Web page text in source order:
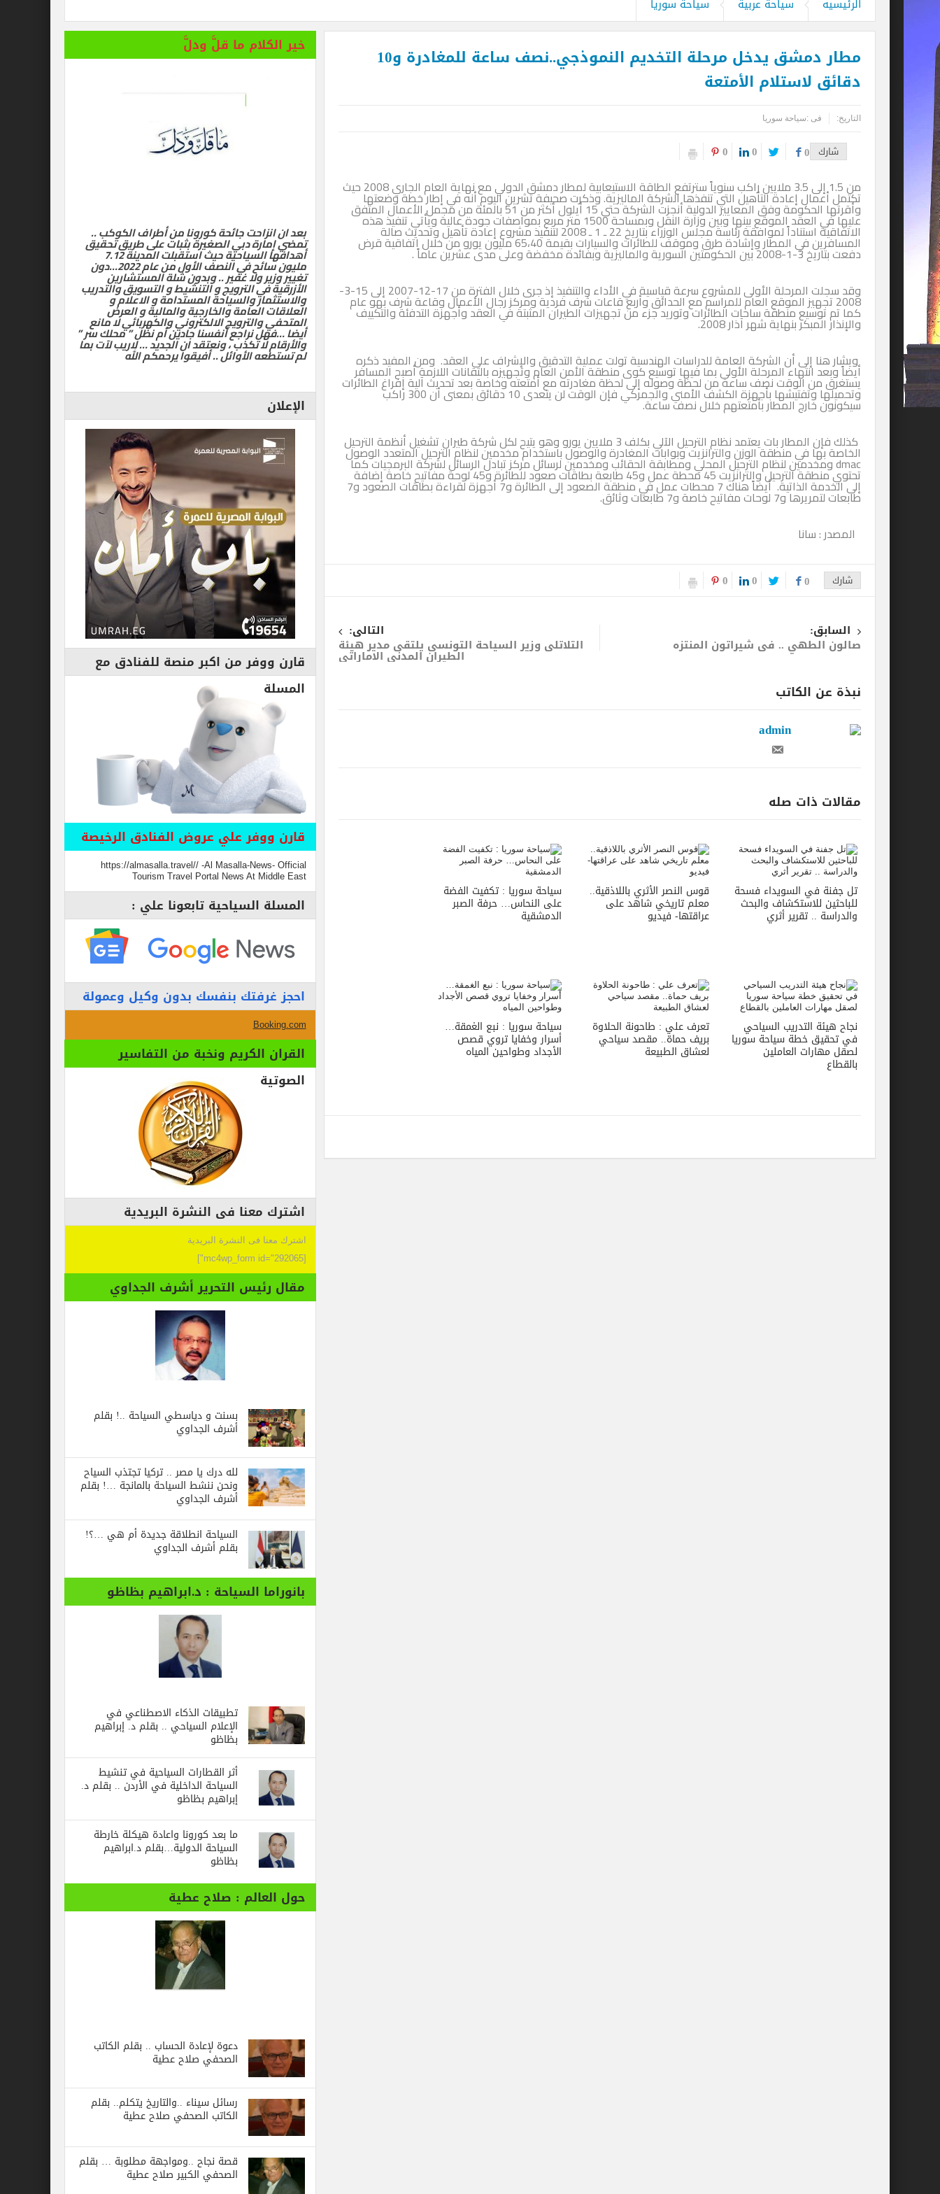
قحت (حمالة الحطب).. العمالة وديمقراطية الدم في السودان .. بقلم الصحفي الكبير محمد عبد القادر
الدفاع عن الحضارة ترفض الرد المستفز لبطلة كليوباترا وتصدر بيانها الثاني
الرئيسيه سياحة عربية سياحة سوريا
مطار دمشق يدخل مرحلة التخديم النموذجي..نصف ساعة للمغادرة و10
دقائق لاستلام الأمتعة
التاريخ: فى :سياحة سوريا
شارك 0
0
0
من 1.5 إلى 3.5 ملايين راكب سنوياً سترتفع الطاقة الاستيعابية لمطار دمشق الدولي مع نهاية العام الجاري 2008 حيث
تكتمل أعمال إعادة التأهيل التي تنفذها الشركة الماليزية. وذكرت صحيفة تشرين اليوم أنه في إطار خطة وضعتها
وأقرتها الحكومة وفق المعايير الدولية أنجزت الشركة حتى 15 أيلول أكثر من 51 بالمئة من مجمل الأعمال المتفق
عليها في العقد الموقع بينها وبين وزارة النقل وبمساحة 1500 متر مربع بمواصفات جودة عالية ويأتي تنفيذ هذه
الاتفاقية استناداً لموافقة رئاسة مجلس الوزراء بتاريخ 22 ـ 1 ـ 2008 لتنفيذ مشروع إعادة تأهيل وتحديث صالة
المسافرين في المطار وإشادة طرق وموقف للطائرات والسيارات بقيمة 65،40 مليون يورو من خلال اتفاقية قرض
دفعت بتاريخ 3-1-2008 بين الحكومتين السورية والماليزية وبفائدة مخفضة وعلى مدى عشرين عاماً .
وقد سجلت المرحلة الأولى للمشروع سرعة قياسية في الأداء والتنفيذ إذ جرى خلال الفترة من 17-12-2007 إلى 15-3-
2008 تجهيز الموقع العام للمراسم مع الحدائق وأربع قاعات شرف فردية ومركز رجال الأعمال وقاعة شرف بهو عام
كما تم توسيع منطقة ساحات الطائرات وتوريد جزء من تجهيزات الطيران المثبتة في العقد وأجهزة التدفئة والتكييف
والإنذار المبكر بنهاية شهر آذار 2008.
‏ ويشار هنا إلى أن الشركة العامة للدراسات الهندسية تولت عملية التدقيق والإشراف على العقد. ‏ ومن المفيد ذكره
أيضاً وبعد انتهاء المرحلة الأولى بما فيها توسيع كوى منطقة الأمن العام وتجهيزه بالتقانات اللازمة أصبح المسافر
يستغرق من الوقت نصف ساعة من لحظة وصوله إلى لحظة مغادرته مع أمتعته وخاصة بعد تحديث آلية إفراغ الطائرات
وتحميلها وتفتيشها بأجهزة الكشف الأمني والجمركي فإن الوقت لن يتعدى 10 دقائق بمعنى أن 300 راكب
سيكونون خارج المطار بأمتعتهم خلال نصف ساعة.
‏ كذلك فإن المطار بات يعتمد نظام الترحيل الآلي بكلف 3 ملايين يورو وهو يتيح لكل شركة طيران تشغيل أنظمة الترحيل
الخاصة بها في منطقة الوزن والترانزيت وبوابات المغادرة والوصول باستخدام مخدمين لنظام الترحيل المتعدد الوصول
dmac ومخدمين لنظام الترحيل المحلي ومطابقة الحقائب ومخدمين لرسائل مركز تبادل الرسائل لشركة البرمجيات كما
تحتوي منطقة الترحيل والترانزيت 45 محطة عمل و45 طابعة بطاقات صعود للطائرة و45 لوحة مفاتيح خاصة إضافة
إلى الخدمة الذاتية. ‏ أيضاً هناك 7 محطات عمل في منطقة الصعود إلى الطائرة و7 أجهزة لقراءة بطاقات الصعود و7
طابعات لتمريرها و7 لوحات مفاتيح خاصة و7 طابعات وثائق.
‏ المصدر : سانا
شارك 0
0
0
السابق:
صالون الطهي .. فى شيراتون المنتزه
التالى:
التلاتلى وزير السياحة التونسى يلتقى مدير هيئة
الطيران المدنى الاماراتى
نبذة عن الكاتب
admin
مقالات ذات صله
تل جفنة في السويداء فسحة
للباحثين للاستكشاف والبحث
والدراسة .. تقرير أثري
قوس النصر الأثري باللاذقية..
معلم تاريخي شاهد على
عراقتها- فيديو
سياحة سوريا : تكفيت الفضة
على النحاس… حرفة الصبر
الدمشقية
نجاح هيئة التدريب السياحي
في تحقيق خطة سياحة سوريا
لصقل مهارات العاملين
بالقطاع
تعرف علي : طاحونة الحلاوة
بريف حماة.. مقصد سياحي
لعشاق الطبيعة
سياحة سوريا : نبع الغمقة…
أسرار وخفايا تروي قصص
الأجداد وطواحين المياه
خير الكلام ما قلَّ ودلَّ
بعد ان انزاحت جائحة كورونا من أطراف الكوكب ..
تمضي إمارة دبي الصغيرة بثبات على طريق تحقيق
أهدافها السياحية حيث استقبلت المدينة 7.12
مليون سائح في النصف الأول من عام 2022…دون
تغيير وزير ولا غفير .. وبدون شلة المستشارين
الأزرقية في الترويج و التنشيط و التسويق والتدريب
والاستثمار والسياحة المستدامة و الاعلام و
العلاقات العامة والخارجية والمالية و العرض
المتحفي والترويج الالكتروني والكهربائي لا مانع
أيضا …فهل نراجع أنفسنا جادين أم نظل ” محلك سر ”
والأرقام لا تكذب ، ونعتقد ان الجديد … لاريب لآت بما
لم تستطعه الأوائل .. أفيقوا يرحمكم الله
الإعلان
قارن ووفر من اكبر منصة للفنادق مع
المسلة
قارن ووفر علي عروض الفنادق الرخيصة
https://almasalla.travel// -Al Masalla-News- Official
Tourism Travel Portal News At Middle East
المسلة السياحية تابعونا علي :
احجز غرفتك بنفسك بدون وكيل وعمولة
Booking.com
القران الكريم ونخبة من التفاسير
الصوتية
اشترك معنا فى النشرة البريدية
اشترك معنا فى النشرة البريدية
[mc4wp_form id="292065"]
مقال رئيس التحرير أشرف الجداوي
بسنت و دياسطي السياحة ..! بقلم
أشرف الجداوي
لله درك يا مصر .. تركيا تجتذب السياح
ونحن ننشط السياحة بالمانجة …! بقلم
أشرف الجداوي
السياحة انطلاقة جديدة أم هي …؟!
بقلم أشرف الجداوي
بانوراما السياحة : د.ابراهيم بظاظو
تطبيقات الذكاء الاصطناعي في
الإعلام السياحي .. بقلم د. إبراهيم
بظاظو
أثر القطارات السياحية في تنشيط
السياحة الداخلية في الأردن .. بقلم د.
إبراهيم بظاظو
ما بعد كورونا واعادة هيكلة خارطة
السياحة الدولية…بقلم د.ابراهيم
بظاظو
حول العالم : صلاح عطية
دعوة لإعادة الحساب .. بقلم الكاتب
الصحفي صلاح عطية
رسائل‭ ‬سيناء‭.. ‬والتاريخ‭ ‬يتكلم.. بقلم
الكاتب الصحفي صلاح عطية
قصة نجاح ..ومواجهة مطلوبة … بقلم
الصحفي الكبير صلاح عطية